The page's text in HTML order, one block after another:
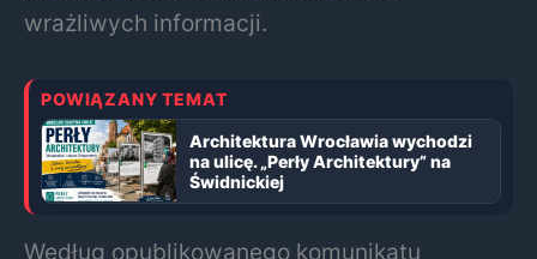
wrażliwych informacji.
POWIĄZANY TEMAT
Architektura Wrocławia wychodzi
na ulicę. „Perły Architektury” na
Świdnickiej
Według opublikowanego komunikatu